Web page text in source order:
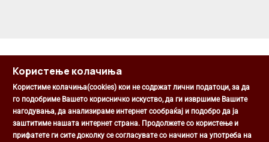
Општина Центар
Михаил Цоков бр. 1, Скопје
Користење колачиња
Користиме колачиња(cookies) кои не содржат лични податоци, за да
го подобриме Вашето корисничко искуство, да ги извршиме Вашите
нагодувања, да анализираме интернет сообраќај и подобро да ја
заштитиме нашата интернет страна. Продолжете со користење и
прифатете ги сите доколку се согласувате со начинот на употреба на